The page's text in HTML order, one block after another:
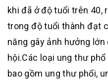
khi đã ở độ tuổi trên 40,
trong độ tuổi thành đạt
năng gây ảnh hưởng
hội.Các loại ung thư
bao gồm ung thư phổi,